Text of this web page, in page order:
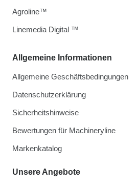
Allgemeine Informationen
Allgemeine Geschäftsbedingungen
Datenschutzerklärung
Sicherheitshinweise
Bewertungen für Machineryline
Markenkatalog
Unsere Angebote
Agroline™
Linemedia Digital ™